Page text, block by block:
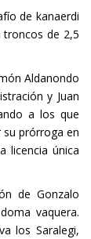
de kanaerdi
troncos de 2,5
Aldanondo
y Juan
a los que
su prórroga en
licencia única
de Gonzalo
vaquera.
los Saralegi,